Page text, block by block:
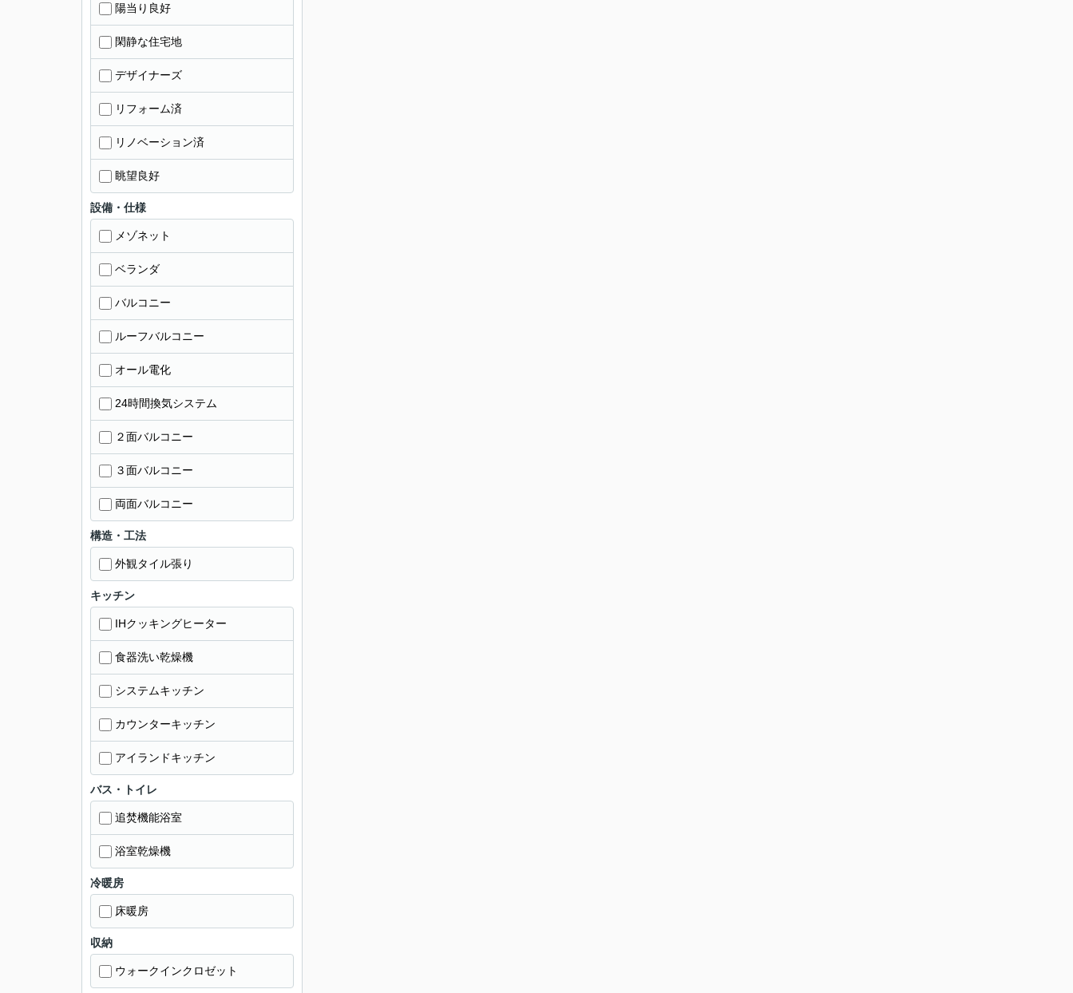
陽当り良好
閑静な住宅地
デザイナーズ
リフォーム済
リノベーション済
眺望良好
設備・仕様
メゾネット
ベランダ
バルコニー
ルーフバルコニー
オール電化
24時間換気システム
２面バルコニー
３面バルコニー
両面バルコニー
構造・工法
外観タイル張り
キッチン
IHクッキングヒーター
食器洗い乾燥機
システムキッチン
カウンターキッチン
アイランドキッチン
バス・トイレ
追焚機能浴室
浴室乾燥機
冷暖房
床暖房
収納
ウォークインクロゼット